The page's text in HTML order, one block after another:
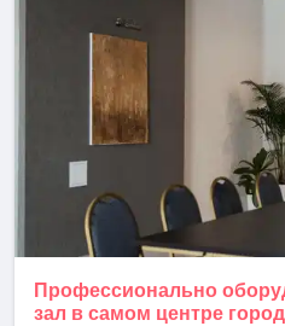
Профессионально
зал в самом центре